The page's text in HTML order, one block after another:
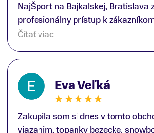
NajŠport na Bajkalskej, Bratislava
profesionálny prístup k
ďakujem špecialistovi Martinovi
lyžiarskej obuvi, ako aj prilby..
Atomic; Pán Martin Guniš mi svojou
odbornosťou otvoril nové obzory a
som sa, vďaka jeho
zákazníkovi, up-to-date
trendoch v lyžiarských
Čítať viac
Eva Veľká
Zakupila som si dnes v tomto
viazanim, topanky bezecke,